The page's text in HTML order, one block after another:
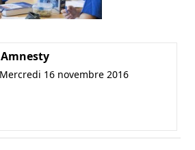
Amnesty
Mercredi 16 novembre 2016